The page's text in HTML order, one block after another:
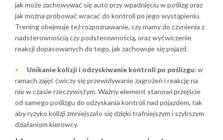
jak może zachowywać się auto przy wpadnięciu w poślizg oraz
jak można próbować wracać do kontroli po jego wystąpieniu.
Trening obejmuje też rozpoznawanie, czy mamy do czynienia z
nadsterownością czy podsterownością, oraz wyćwiczenie
reakcji dopasowanych do tego, jak zachowuje się pojazd.
Unikanie kolizji i odzyskiwanie kontroli po poślizgu: w
ramach zajęć ćwiczy się przewidywanie zagrożeń i reakcję na
nie w czasie rzeczywistym. Ważny element stanowi przejście
od samego poślizgu do odzyskania kontroli nad pojazdem, tak
aby ryzyko kolizji zmniejszało się dzięki trafniejszym i szybszym
działaniom kierowcy.